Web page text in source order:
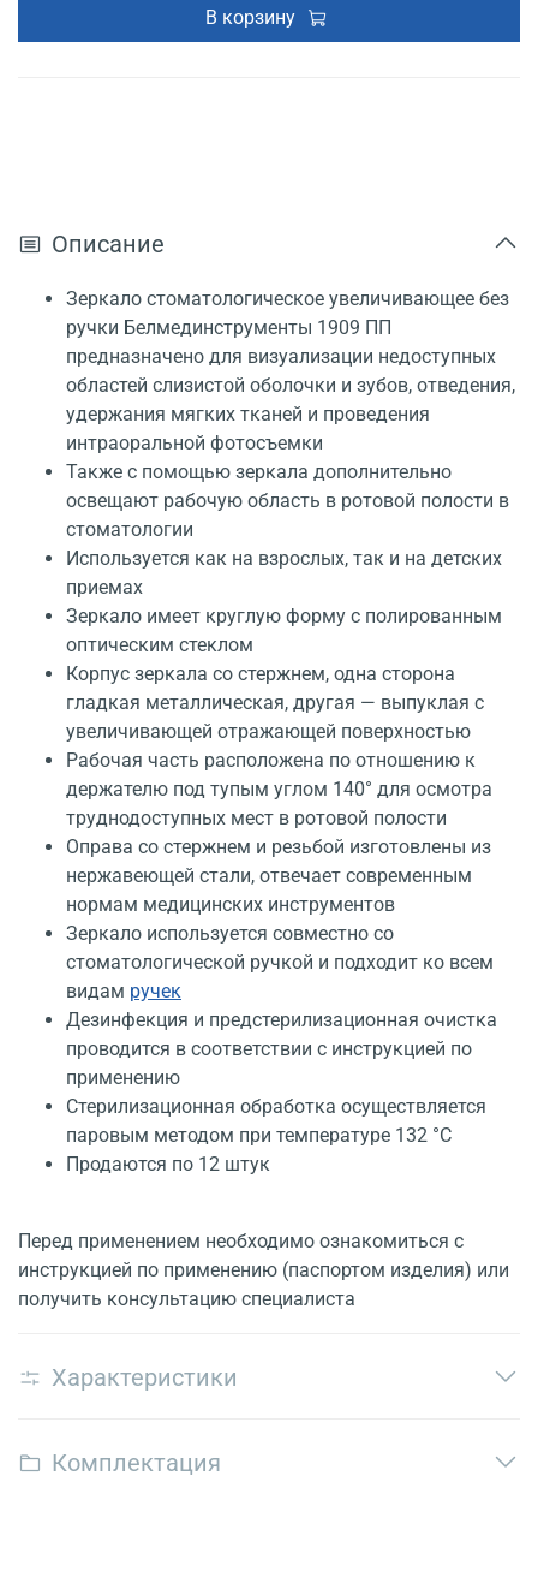
В корзину
Описание
Зеркало стоматологическое увеличивающее без
ручки Белмединструменты 1909 ПП
предназначено для визуализации недоступных
областей слизистой оболочки и зубов, отведения,
удержания мягких тканей и проведения
интраоральной фотосъемки
Также с помощью зеркала дополнительно
освещают рабочую область в ротовой полости в
стоматологии
Используется как на взрослых, так и на детских
приемах
Зеркало имеет круглую форму с полированным
оптическим стеклом
Корпус зеркала со стержнем, одна сторона
гладкая металлическая, другая — выпуклая с
увеличивающей отражающей поверхностью
Рабочая часть расположена по отношению к
держателю под тупым углом 140° для осмотра
труднодоступных мест в ротовой полости
Оправа со стержнем и резьбой изготовлены из
нержавеющей стали, отвечает современным
нормам медицинских инструментов
Зеркало используется совместно со
стоматологической ручкой и подходит ко всем
видам ручек
Дезинфекция и предстерилизационная очистка
проводится в соответствии с инструкцией по
применению
Стерилизационная обработка осуществляется
паровым методом при температуре 132 °С
Продаются по 12 штук
Перед применением необходимо ознакомиться с
инструкцией по применению (паспортом изделия) или
получить консультацию специалиста
Характеристики
Комплектация